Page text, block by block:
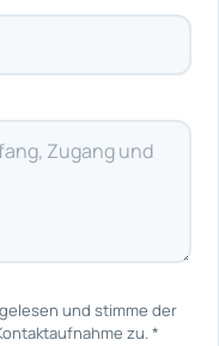
gelesen und stimme der
zu.*